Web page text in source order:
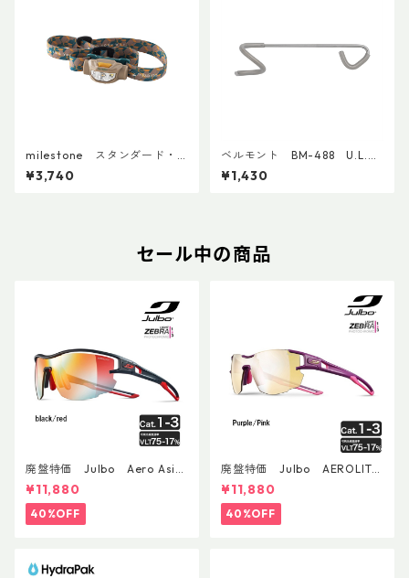
milestone スタンダード・
モデル・ウォーム MS-A7
¥3,740
ベルモント BM-488 U.L.ラ
ンタンハンガー
¥1,430
セール中の商品
廃盤特価 Julbo Aero Asia
nFit
¥11,880
40%OFF
廃盤特価 Julbo AEROLITE
AsianFit
¥11,880
40%OFF